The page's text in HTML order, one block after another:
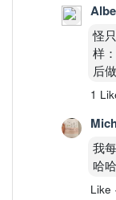
怪
样
后
1
我
哈
Like ·